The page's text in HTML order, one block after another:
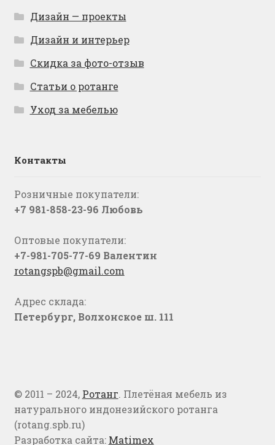
Дизайн — проекты
Дизайн и интерьер
Скидка за фото-отзыв
Статьи о ротанге
Уход за мебелью
Контакты
Розничные покупатели:
+7 981-858-23-96 Любовь
Оптовые покупатели:
+7-981-705-77-69 Валентин
rotangspb@gmail.com
Адрес склада:
Петербург, Волхонское ш. 111
© 2011 – 2024, Ротанг. Плетёная мебель из
натурального индонезийского ротанга
(rotang.spb.ru)
Разработка сайта: Matimex